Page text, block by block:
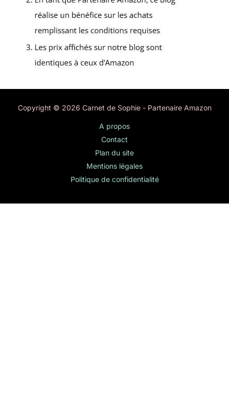
Copyright © 2026 Carnet de Sophie - Partenaire Amazon
A propos
Contact
Plan du site
Mentions légales
Politique de confidentialité